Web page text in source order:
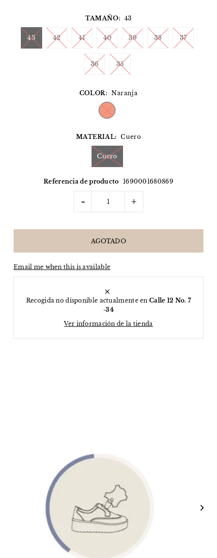
TAMAÑO: 43
43 42 41 40 39 38 37
36 35
COLOR: Naranja
MATERIAL: Cuero
Cuero
Referencia de producto 1690001680869
- +
Email me when this is available
Recogida no disponible actualmente enCalle 12 No. 7
-34
Ver información de la tienda